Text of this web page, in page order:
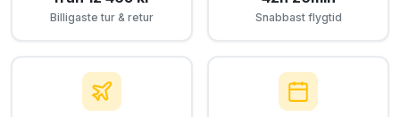
Billigaste tur & retur Snabbast flygtid